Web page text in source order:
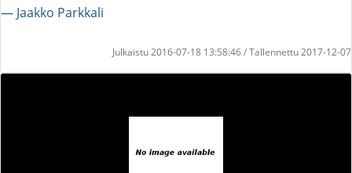
― Jaakko Parkkali
Julkaistu 2016-07-18 13:58:46 / Tallennettu 2017-12-07